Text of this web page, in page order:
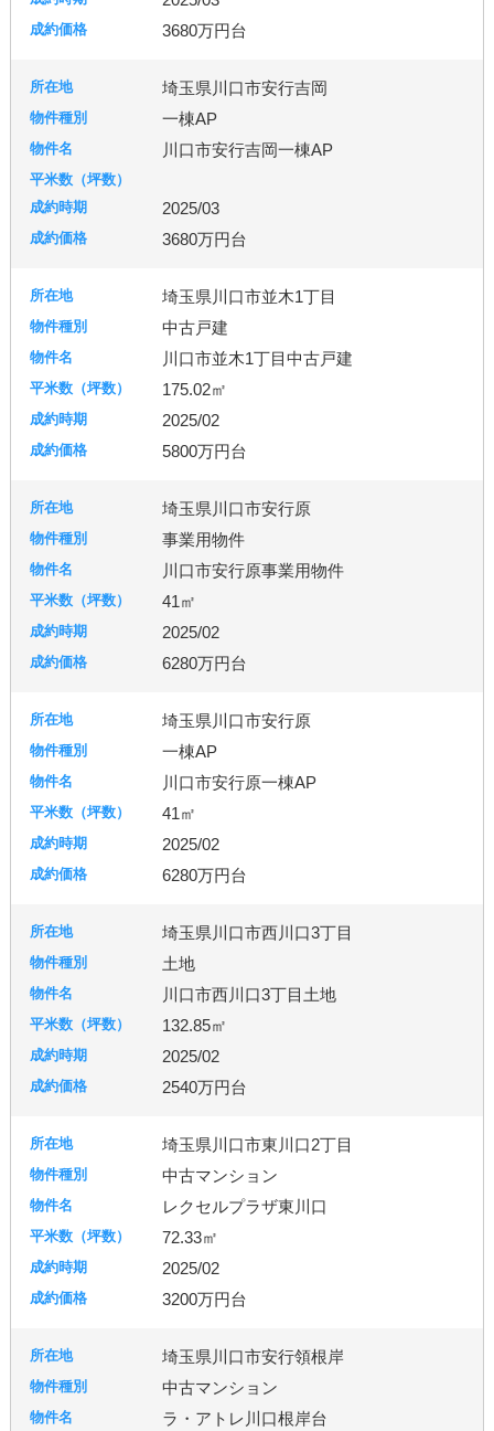
3680万円台
埼玉県川口市安行吉岡
一棟AP
川口市安行吉岡一棟AP
2025/03
3680万円台
埼玉県川口市並木1丁目
中古戸建
川口市並木1丁目中古戸建
175.02㎡
2025/02
5800万円台
埼玉県川口市安行原
事業用物件
川口市安行原事業用物件
41㎡
2025/02
6280万円台
埼玉県川口市安行原
一棟AP
川口市安行原一棟AP
41㎡
2025/02
6280万円台
埼玉県川口市西川口3丁目
土地
川口市西川口3丁目土地
132.85㎡
2025/02
2540万円台
埼玉県川口市東川口2丁目
中古マンション
レクセルプラザ東川口
72.33㎡
2025/02
3200万円台
埼玉県川口市安行領根岸
中古マンション
ラ・アトレ川口根岸台